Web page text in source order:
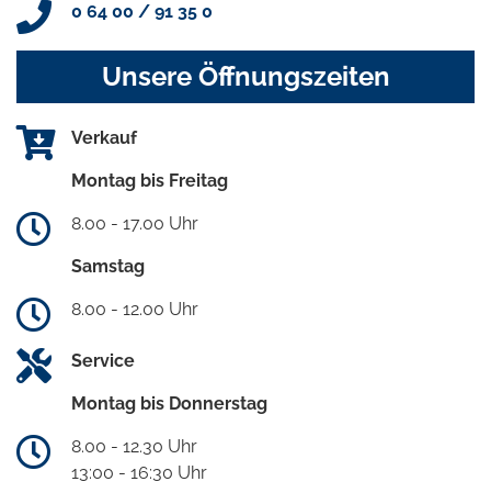
0 64 00 / 91 35 0
Unsere Öffnungszeiten
Verkauf
Montag bis Freitag
8.00 - 17.00 Uhr
Samstag
8.00 - 12.00 Uhr
Service
Montag bis Donnerstag
8.00 - 12.30 Uhr
13:00 - 16:30 Uhr